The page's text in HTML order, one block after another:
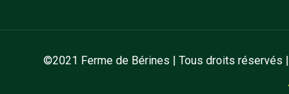
©2021 Ferme de Bérines | Tous droits réservés |